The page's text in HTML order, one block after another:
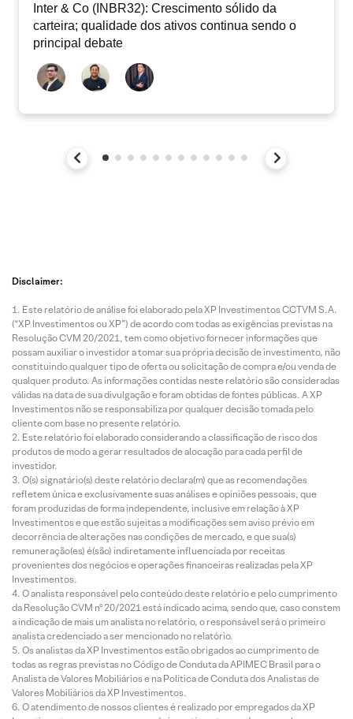
Inter & Co (INBR32): Crescimento sólido da
carteira; qualidade dos ativos continua sendo o
principal debate
Disclaimer:
Este relatório de análise foi elaborado pela XP Investimentos CCTVM S.A.
(“XP Investimentos ou XP”) de acordo com todas as exigências previstas na
Resolução CVM 20/2021, tem como objetivo fornecer informações que
possam auxiliar o investidor a tomar sua própria decisão de investimento, não
constituindo qualquer tipo de oferta ou solicitação de compra e/ou venda de
qualquer produto. As informações contidas neste relatório são consideradas
válidas na data de sua divulgação e foram obtidas de fontes públicas. A XP
Investimentos não se responsabiliza por qualquer decisão tomada pelo
cliente com base no presente relatório.
Este relatório foi elaborado considerando a classificação de risco dos
produtos de modo a gerar resultados de alocação para cada perfil de
investidor.
O(s) signatário(s) deste relatório declara(m) que as recomendações
refletem única e exclusivamente suas análises e opiniões pessoais, que
foram produzidas de forma independente, inclusive em relação à XP
Investimentos e que estão sujeitas a modificações sem aviso prévio em
decorrência de alterações nas condições de mercado, e que sua(s)
remuneração(es) é(são) indiretamente influenciada por receitas
provenientes dos negócios e operações financeiras realizadas pela XP
Investimentos.
O analista responsável pelo conteúdo deste relatório e pelo cumprimento
da Resolução CVM nº 20/2021 está indicado acima, sendo que, caso constem
a indicação de mais um analista no relatório, o responsável será o primeiro
analista credenciado a ser mencionado no relatório.
Os analistas da XP Investimentos estão obrigados ao cumprimento de
todas as regras previstas no Código de Conduta da APIMEC Brasil para o
Analista de Valores Mobiliários e na Política de Conduta dos Analistas de
Valores Mobiliários da XP Investimentos.
O atendimento de nossos clientes é realizado por empregados da XP